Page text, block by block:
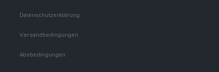
Datenschutzerklärung
Versandbedingungen
Abobedingungen